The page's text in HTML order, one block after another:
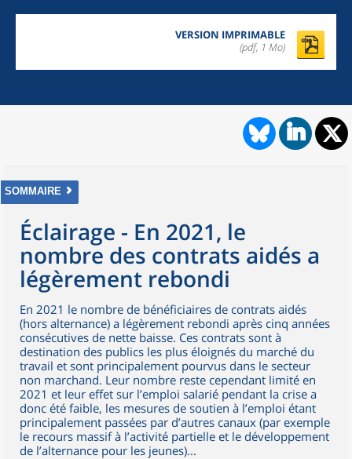
VERSION IMPRIMABLE
(pdf, 1 Mo)
SOMMAIRE
Éclairage - En 2021, le
nombre des contrats aidés a
légèrement rebondi
En 2021 le nombre de bénéficiaires de contrats aidés
(hors alternance) a légèrement rebondi après cinq années
consécutives de nette baisse. Ces contrats sont à
destination des publics les plus éloignés du marché du
travail et sont principalement pourvus dans le secteur
non marchand. Leur nombre reste cependant limité en
2021 et leur effet sur l’emploi salarié pendant la crise a
donc été faible, les mesures de soutien à l’emploi étant
principalement passées par d’autres canaux (par exemple
le recours massif à l’activité partielle et le développement
de l’alternance pour les jeunes)...